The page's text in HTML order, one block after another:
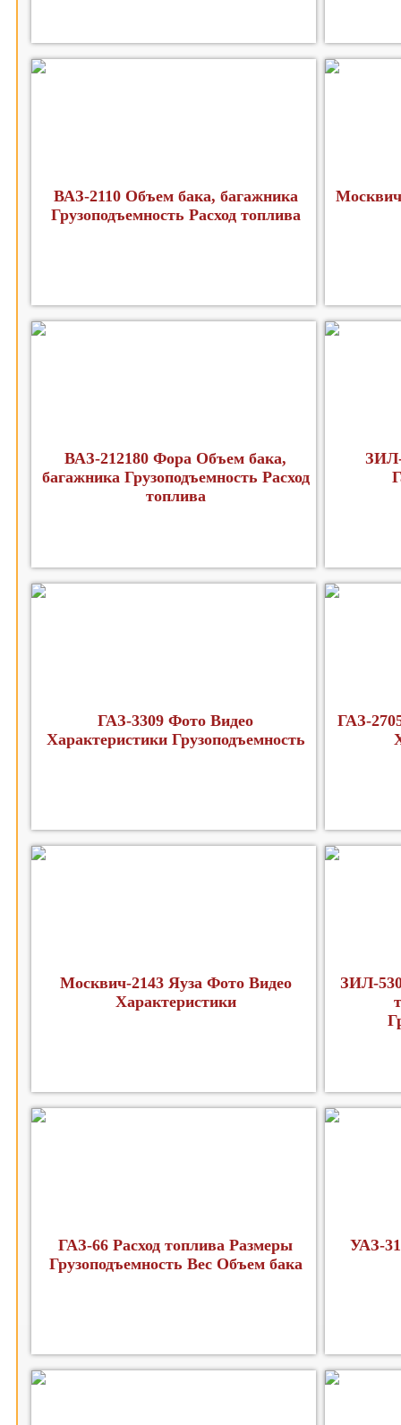
ВАЗ-2110 Объем бака, багажника
Грузоподъемность Расход топлива
ВАЗ-212180 Фора Объем бака,
багажника Грузоподъемность Расход
топлива
ЗИЛ-
ГАЗ-3309 Фото Видео
Характеристики Грузоподъемность
ГАЗ-
Москвич-2143 Яуза Фото Видео
Характеристики
ЗИЛ-
ГАЗ-66 Расход топлива Размеры
Грузоподъемность Вес Объем бака
УАЗ-